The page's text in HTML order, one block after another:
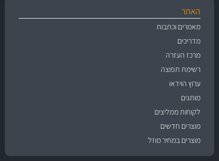
האתר
מאמרים וכתבות
מדריכים
מרכז העזרה
רשימת תפוצה
ערוץ הוידאו
מותגים
לקוחות ממליצים
מוצרים חדשים
מוצרים במחיר מוזל